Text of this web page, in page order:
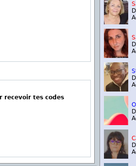
recevoir tes codes